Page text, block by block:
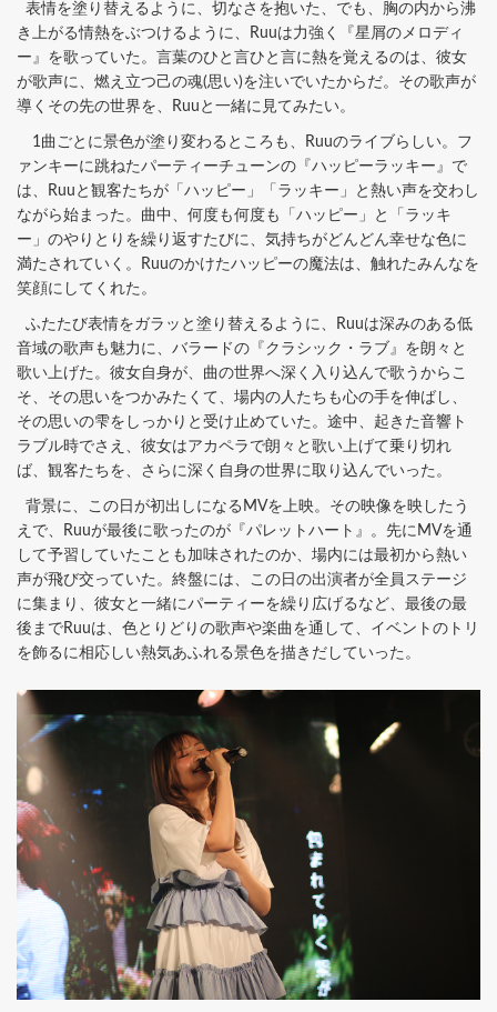
表情を塗り替えるように、切なさを抱いた、でも、胸の内から沸
き上がる情熱をぶつけるように、Ruuは力強く『星屑のメロディ
ー』を歌っていた。言葉のひと言ひと言に熱を覚えるのは、彼女
が歌声に、燃え立つ己の魂(思い)を注いでいたからだ。その歌声が
導くその先の世界を、Ruuと一緒に見てみたい。
1曲ごとに景色が塗り変わるところも、Ruuのライブらしい。フ
ァンキーに跳ねたパーティーチューンの『ハッピーラッキー』で
は、Ruuと観客たちが「ハッピー」「ラッキー」と熱い声を交わし
ながら始まった。曲中、何度も何度も「ハッピー」と「ラッキ
ー」のやりとりを繰り返すたびに、気持ちがどんどん幸せな色に
満たされていく。Ruuのかけたハッピーの魔法は、触れたみんなを
笑顔にしてくれた。
ふたたび表情をガラッと塗り替えるように、Ruuは深みのある低
音域の歌声も魅力に、バラードの『クラシック・ラブ』を朗々と
歌い上げた。彼女自身が、曲の世界へ深く入り込んで歌うからこ
そ、その思いをつかみたくて、場内の人たちも心の手を伸ばし、
その思いの雫をしっかりと受け止めていた。途中、起きた音響ト
ラブル時でさえ、彼女はアカペラで朗々と歌い上げて乗り切れ
ば、観客たちを、さらに深く自身の世界に取り込んでいった。
背景に、この日が初出しになるMVを上映。その映像を映したう
えで、Ruuが最後に歌ったのが『パレットハート』。先にMVを通
して予習していたことも加味されたのか、場内には最初から熱い
声が飛び交っていた。終盤には、この日の出演者が全員ステージ
に集まり、彼女と一緒にパーティーを繰り広げるなど、最後の最
後までRuuは、色とりどりの歌声や楽曲を通して、イベントのトリ
を飾るに相応しい熱気あふれる景色を描きだしていった。